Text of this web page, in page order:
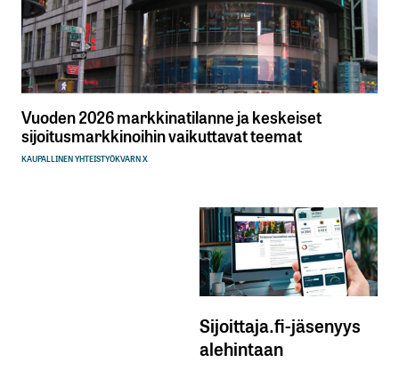
Vuoden 2026 markkinatilanne ja keskeiset
sijoitusmarkkinoihin vaikuttavat teemat
KAUPALLINEN YHTEISTYÖKVARN X
Sijoittaja.fi-jäsenyys
alehintaan